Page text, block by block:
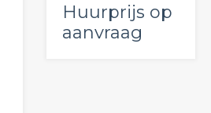
Huurprijs op
aanvraag